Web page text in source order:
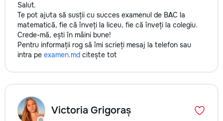
Salut.
Te pot ajuta să susții cu succes examenul de BAC la
matematică, fie că înveți la liceu, fie că înveți la colegiu.
Crede-mă, ești în mâini bune!
Pentru informații rog să îmi scrieți mesaj la telefon sau
intra pe examen.md citește tot
Victoria Grigoraș